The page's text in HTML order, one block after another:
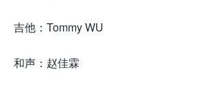
吉他：Tommy WU
和声：赵佳霖